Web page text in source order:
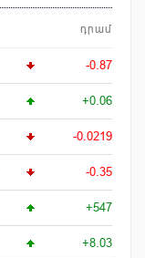
դրամ
-0.87
+0.06
-0.0219
-0.35
+547
+8.03